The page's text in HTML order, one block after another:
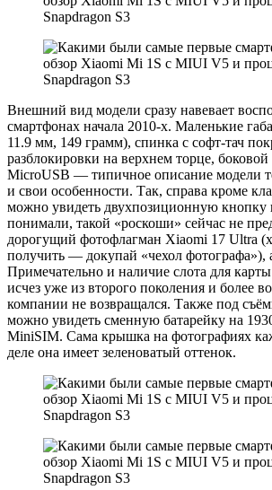
Внешний вид модели сразу навевает
смартфонах начала 2010-х. Маленькие
11.9 мм, 149 грамм), спинка с софт-тач
разблокировки на верхнем торце, боковой
MicroUSB — типичное описание модели
и свои особенности. Так, справа кроме
можно увидеть двухпозиционную
понимали, такой «роскоши» сейчас не
дорогущий фотофлагман Xiaomi 17 Ultra
получить — докупай «чехол фотографа»),
Примечательно и наличие слота для
исчез уже из второго поколения и более
компании не возвращался. Также под
можно увидеть сменную батарейку на
MiniSIM. Сама крышка на фотографиях
деле она имеет зеленоватый оттенок.